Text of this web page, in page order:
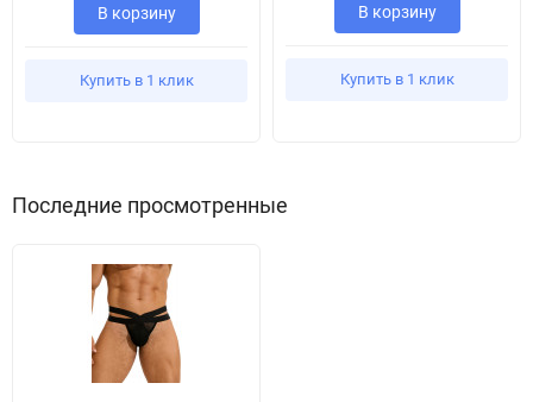
В корзину
Купить в 1 клик
В корзину
Купить в 1 клик
Последние просмотренные